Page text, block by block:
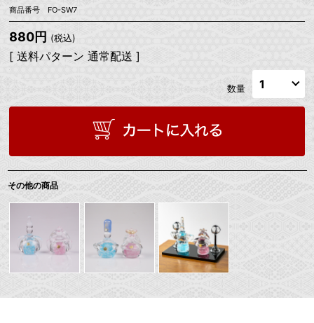
商品番号 FO-SW7
880円 (税込)
[ 送料パターン 通常配送 ]
数量
その他の商品